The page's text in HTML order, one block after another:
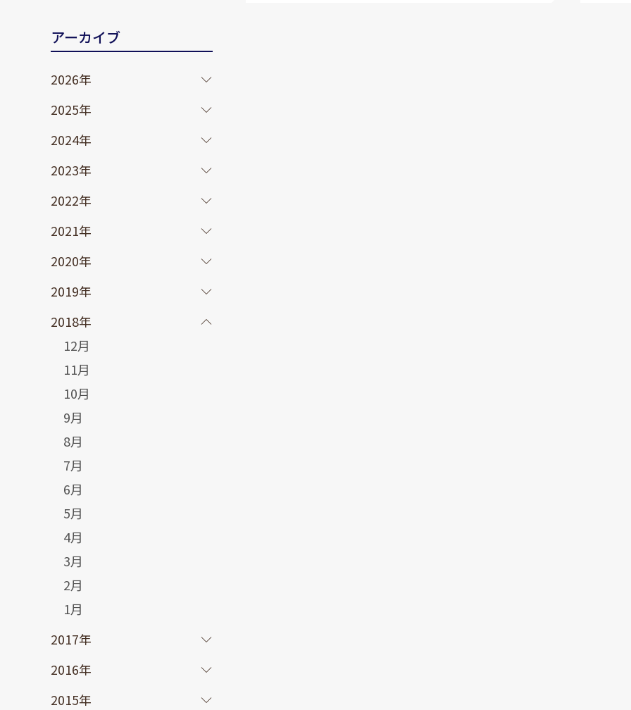
アーカイブ
2026年
2025年
2024年
2023年
2022年
2021年
2020年
2019年
2018年
12月
11月
10月
9月
8月
7月
6月
5月
4月
3月
2月
1月
2017年
2016年
2015年